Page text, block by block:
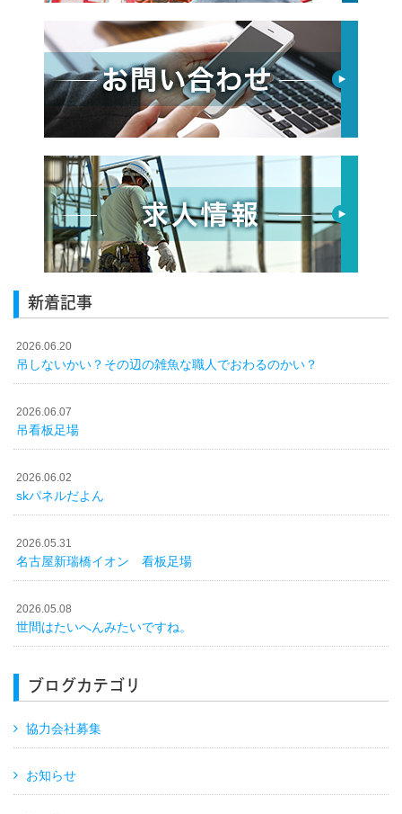
新着記事
2026.06.20
吊しないかい？その辺の雑魚な職人でおわるのかい？
2026.06.07
吊看板足場
2026.06.02
skパネルだよん
2026.05.31
名古屋新瑞橋イオン 看板足場
2026.05.08
世間はたいへんみたいですね。
ブログカテゴリ
協力会社募集
お知らせ